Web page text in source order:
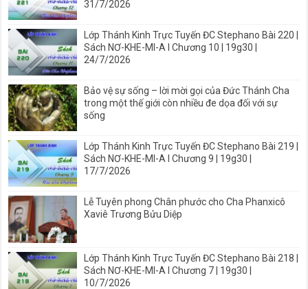
31/7/2026
Lớp Thánh Kinh Trực Tuyến ĐC Stephano Bài 220 |
Sách NƠ-KHE-MI-A I Chương 10 | 19g30 |
24/7/2026
Bảo vệ sự sống – lời mời gọi của Đức Thánh Cha
trong một thế giới còn nhiều đe dọa đối với sự
sống
Lớp Thánh Kinh Trực Tuyến ĐC Stephano Bài 219 |
Sách NƠ-KHE-MI-A I Chương 9 | 19g30 |
17/7/2026
Lễ Tuyên phong Chân phước cho Cha Phanxicô
Xaviê Trương Bửu Diệp
Lớp Thánh Kinh Trực Tuyến ĐC Stephano Bài 218 |
Sách NƠ-KHE-MI-A I Chương 7 | 19g30 |
10/7/2026